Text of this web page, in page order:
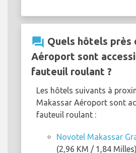
question_answer Quels hôtels près
Aéroport sont
fauteuil roulant ?
Les hôtels suivants à
Makassar Aéroport sont
fauteuil roulant :
Novotel Makassar
(2,96 KM / 1,84 Milles)